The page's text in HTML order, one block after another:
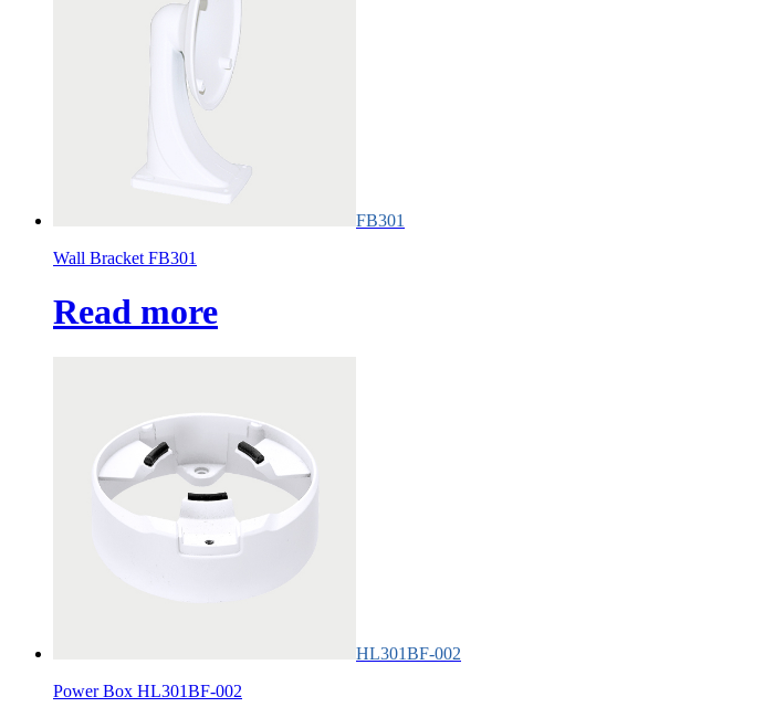
FB301
Wall Bracket FB301
Read more
HL301BF-002
Power Box HL301BF-002